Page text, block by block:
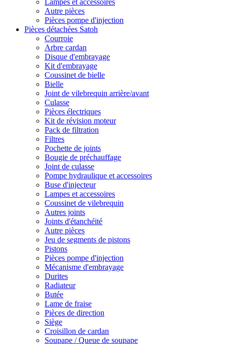
Lampes et accessoires
Autre pièces
Pièces pompe d'injection
Pièces détachées Satoh
Courroie
Arbre cardan
Disque d'embrayage
Kit d'embrayage
Coussinet de bielle
Bielle
Joint de vilebrequin arrière/avant
Culasse
Pièces électriques
Kit de révision moteur
Pack de filtration
Filtres
Pochette de joints
Bougie de préchauffage
Joint de culasse
Pompe hydraulique et accessoires
Buse d'injecteur
Lampes et accessoires
Coussinet de vilebrequin
Autres joints
Joints d'étanchéité
Autre pièces
Jeu de segments de pistons
Pistons
Pièces pompe d'injection
Mécanisme d'embrayage
Durites
Radiateur
Butée
Lame de fraise
Pièces de direction
Siège
Croisillon de cardan
Soupape / Queue de soupape